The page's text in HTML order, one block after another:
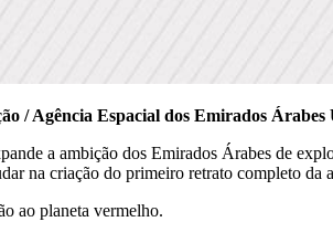
/ Agência Espacial dos Emirados Árabes
a ambição dos Emirados Árabes de
na criação do primeiro retrato completo da
ao planeta vermelho.